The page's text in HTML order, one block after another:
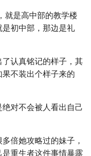
就是高中部的教学楼
初中部，那边是礼
认真铭记的样子，其
不装出个样子来的
对不会被人看出自己
倍她攻略过的妹子，
重生者这件事情暴露